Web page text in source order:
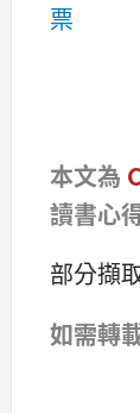
票
本文為
讀書心
部分擷
如需轉